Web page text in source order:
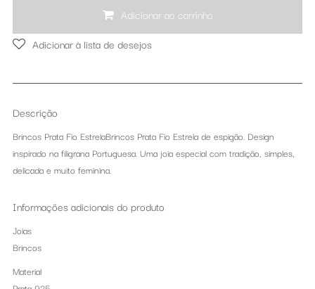
Adicionar ao carrinho
Adicionar à lista de desejos
Descrição
Brincos Prata Fio EstrelaBrincos Prata Fio Estrela de espigão. Design
inspirado na filigrana Portuguesa. Uma joia especial com tradição, simples,
delicada e muito feminina.
Informações adicionais do produto
Joias
Brincos
Material